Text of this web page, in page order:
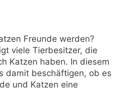
Freunde werden?
viele Tierbesitzer, die
Katzen haben. In diesem
damit beschäftigen, ob es
und Katzen eine